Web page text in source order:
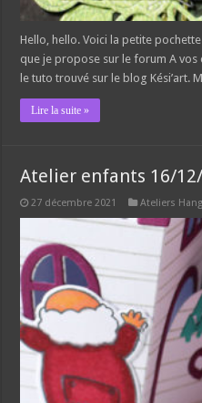
Hello, hello. Voici la petite
que je propose sur le forum A vos
le tuto trouvé sur le blog Kési’art.
Lire la suite »
Atelier enfants 16/
27 décembre 2021 Ateliers